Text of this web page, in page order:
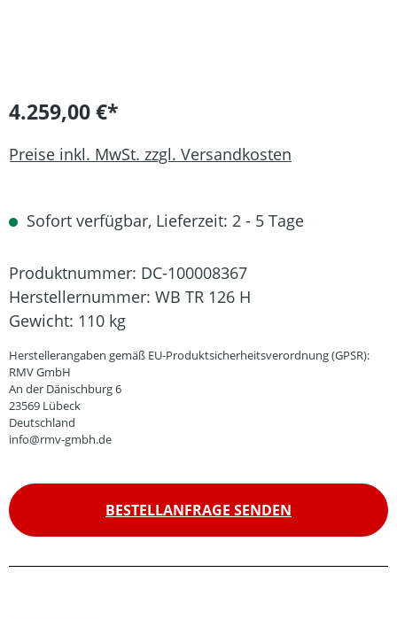
4.259,00 €*
Preise inkl. MwSt. zzgl. Versandkosten
Sofort verfügbar, Lieferzeit: 2 - 5 Tage
Produktnummer: DC-100008367
Herstellernummer: WB TR 126 H
Gewicht: 110 kg
Herstellerangaben gemäß EU-Produktsicherheitsverordnung (GPSR):
RMV GmbH
An der Dänischburg 6
23569 Lübeck
Deutschland
info@rmv-gmbh.de
BESTELLANFRAGE SENDEN